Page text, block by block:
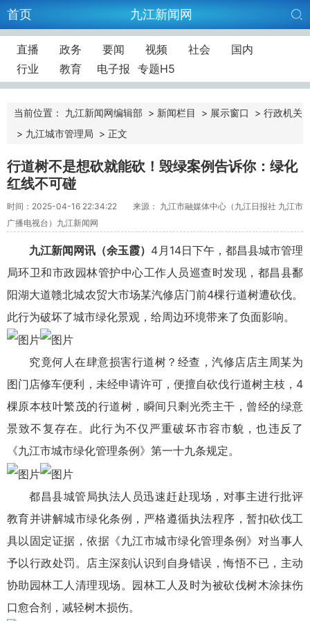
首页 九江新闻网
直播 政务 要闻 视频 社会
国内
行业
教育 电子报 专题H5
当前位置： 九江新闻网编辑部 > 新闻栏目 > 展示窗口 > 行政机关
> 九江城市管理局 > 正文
行道树不是想砍就能砍！毁绿案例告诉你：绿化
红线不可碰
时间：2025-04-16 22:34:22
来源： 九江市融媒体中心（九江日报社 九江市
广播电视台）九江新闻网
九江新闻网讯（余玉霞） 4月14日下午，都昌县城市管理
局环卫和市政园林管护中心工作人员巡查时发现，都昌县鄱
阳湖大道赣北城农贸大市场某汽修店门前4棵行道树遭砍伐。
此行为破坏了城市绿化景观，给周边环境带来了负面影响。
究竟何人在肆意损害行道树？经查，汽修店店主周某为
图门店修车便利，未经申请许可，便擅自砍伐行道树主枝，4
棵原本枝叶繁茂的行道树，瞬间只剩光秃主干，曾经的绿意
景致不复存在。此行为不仅严重破坏市容市貌，也违反了
《九江市城市绿化管理条例》第一十九条规定。
都昌县城管局执法人员迅速赶赴现场，对事主进行批评
教育并讲解城市绿化条例，严格遵循执法程序，暂扣砍伐工
具以固定证据，依据《九江市城市绿化管理条例》对当事人
予以行政处罚。店主深刻认识到自身错误，悔悟不已，主动
协助园林工人清理现场。园林工人及时为被砍伐树木涂抹伤
口愈合剂，减轻树木损伤。